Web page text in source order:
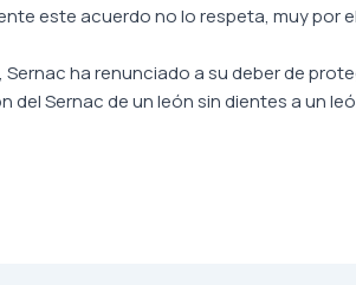
este acuerdo no lo respeta, muy por
Sernac ha renunciado a su deber de
del Sernac de un león sin dientes a un